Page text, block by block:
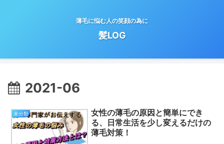
薄毛に悩む人の笑顔の為に
髪LOG
2021-06
未分類
女性の薄毛の原因と簡単にでき
る、日常生活を少し変えるだけの
薄毛対策！